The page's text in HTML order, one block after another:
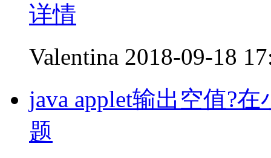
详情
Valentina 2018-09-18
java applet输出空值?
题